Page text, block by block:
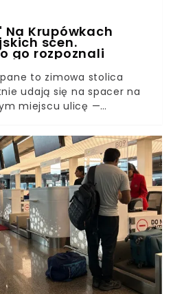
Na Krupówkach
scen.
go rozpoznali
to zimowa stolica
udają się na spacer na
miejscu ulicę —
dorosłych, okazuje się, że
zaskoczyć. W sieci